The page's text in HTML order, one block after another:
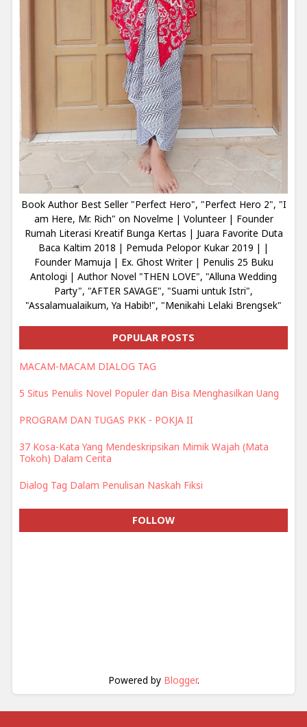
Book Author Best Seller "Perfect Hero", "Perfect Hero 2", "I
am Here, Mr. Rich" on Novelme | Volunteer | Founder
Rumah Literasi Kreatif Bunga Kertas | Juara Favorite Duta
Baca Kaltim 2018 | Pemuda Pelopor Kukar 2019 | |
Founder Mamuja | Ex. Ghost Writer | Penulis 25 Buku
Antologi | Author Novel "THEN LOVE", "Alluna Wedding
Party", "AFTER SAVAGE", "Suami untuk Istri",
"Assalamualaikum, Ya Habib!", "Menikahi Lelaki Brengsek"
POPULAR POSTS
MACAM-MACAM DIALOG TAG
5 Situs Penulis Novel Populer dan Bisa Menghasilkan Uang
PROGRAM DAN TUGAS PKK - POKJA II
37 Kosa-Kata Yang Mendeskripsikan Mimik Wajah (Mata
Tokoh) Dalam Cerita
Dialog Tag Dalam Penulisan Naskah Fiksi
FOLLOW
Powered by Blogger.